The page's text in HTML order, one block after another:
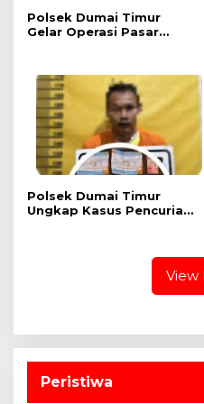
Polsek Dumai Timur
Gelar Operasi Pasar
untuk Masyarakat
Polsek Dumai Timur
Ungkap Kasus Pencurian
View
Peristiwa